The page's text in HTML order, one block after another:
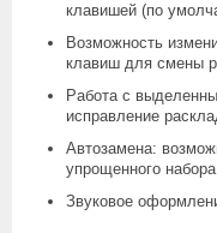
клавишей (по
Возможность
клавиш для смены
Работа с
исправление
Автозамена:
упрощенного
Звуковое